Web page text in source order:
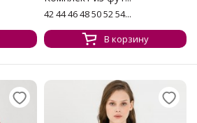
42 44 46 48 50 52 54...
В корзину